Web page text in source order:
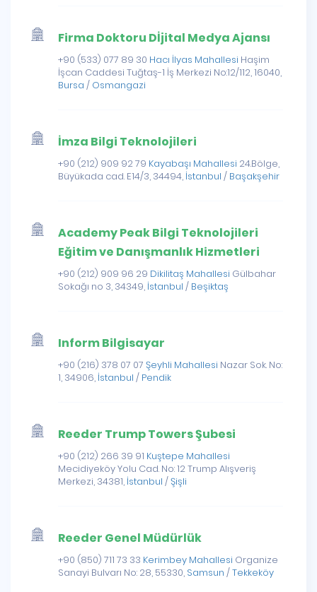
Firma Doktoru Dİjital Medya Ajansı
+90 (533) 077 89 30 Hacı İlyas Mahallesi Haşim
İşcan Caddesi Tuğtaş-1 İş Merkezi No:12/112, 16040,
Bursa / Osmangazi
İmza Bilgi Teknolojileri
+90 (212) 909 92 79 Kayabaşı Mahallesi 24.Bölge,
Büyükada cad. E14/3, 34494, İstanbul / Başakşehir
Academy Peak Bilgi Teknolojileri
Eğitim ve Danışmanlık Hizmetleri
+90 (212) 909 96 29 Dikilitaş Mahallesi Gülbahar
Sokağı no 3, 34349, İstanbul / Beşiktaş
Inform Bilgisayar
+90 (216) 378 07 07 Şeyhli Mahallesi Nazar Sok. No:
1, 34906, İstanbul / Pendik
Reeder Trump Towers Şubesi
+90 (212) 266 39 91 Kuştepe Mahallesi
Mecidiyeköy Yolu Cad. No: 12 Trump Alışveriş
Merkezi, 34381, İstanbul /Şişli
Reeder Genel Müdürlük
+90 (850) 711 73 33 Kerimbey Mahallesi Organize
Sanayi Bulvarı No: 28, 55330, Samsun /Tekkeköy